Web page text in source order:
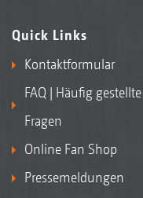
Quick Links
Kontaktformular
FAQ | Häufig gestellte
Fragen
Online Fan Shop
Pressemeldungen